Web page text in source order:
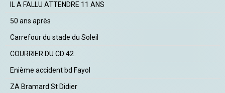
IL A FALLU ATTENDRE 11 ANS
50 ans après
Carrefour du stade du Soleil
COURRIER DU CD 42
Enième accident bd Fayol
ZA Bramard St Didier